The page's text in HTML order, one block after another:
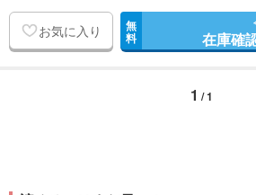
お気に入り 無
料 在庫確
1 / 1